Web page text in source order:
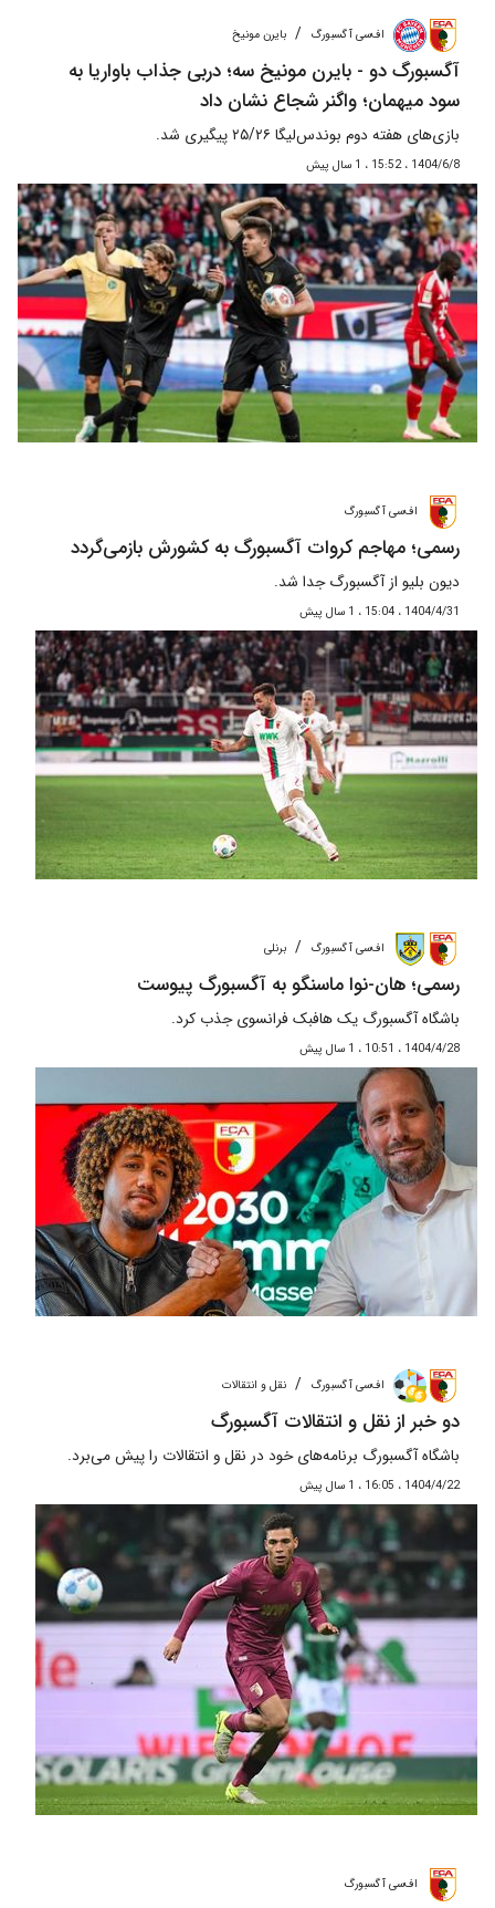
اف‌سی آگسبورگ / بایرن‌ مونیخ
آگسبورگ دو - بایرن مونیخ سه؛ دربی جذاب باواریا به
سود میهمان؛ واگنر شجاع نشان داد
بازی‌های هفته دوم بوندس‌لیگا ۲۵/۲۶ پیگیری شد.
1404/6/8 ، 15:52 ، 1 سال پیش
اف‌سی آگسبورگ
رسمی؛ مهاجم کروات آگسبورگ به کشورش بازمی‌گردد
دیون بلیو از آگسبورگ جدا شد.
1404/4/31 ، 15:04 ، 1 سال پیش
اف‌سی آگسبورگ / برنلی
رسمی؛ هان-نوا ماسنگو به آگسبورگ پیوست
باشگاه آگسبورگ یک هافبک فرانسوی جذب کرد.
1404/4/28 ، 10:51 ، 1 سال پیش
اف‌سی آگسبورگ / نقل و انتقالات
دو خبر از نقل و انتقالات آگسبورگ
باشگاه آگسبورگ برنامه‌های خود در نقل و انتقالات را پیش می‌برد.
1404/4/22 ، 16:05 ، 1 سال پیش
اف‌سی آگسبورگ